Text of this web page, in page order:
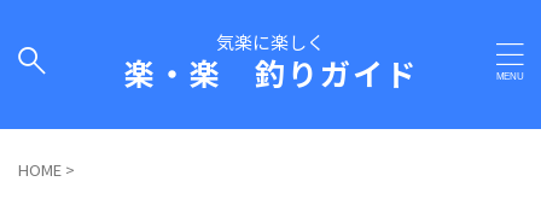
気楽に楽しく
楽・楽 釣りガイド
HOME >